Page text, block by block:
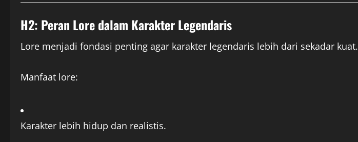
H2: Peran Lore dalam Karakter Legendaris
Lore menjadi fondasi penting agar karakter legendaris lebih dari sekadar kuat.
Manfaat lore:
Karakter lebih hidup dan realistis.